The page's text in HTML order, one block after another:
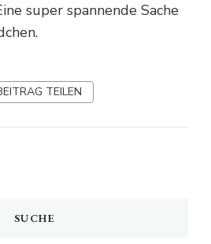
super spannende Sache
TEILEN
SUCHE